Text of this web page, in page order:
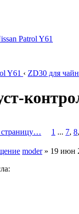
Y61 ‹ ZD30 для
1 ... 7, 8,
moder» 19 июн